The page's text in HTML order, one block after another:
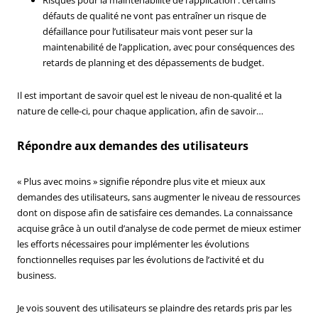
défauts de qualité ne vont pas entraîner un risque de
défaillance pour l’utilisateur mais vont peser sur la
maintenabilité de l’application, avec pour conséquences des
retards de planning et des dépassements de budget.
Il est important de savoir quel est le niveau de non-qualité et la
nature de celle-ci, pour chaque application, afin de savoir…
Répondre aux demandes des utilisateurs
« Plus avec moins » signifie répondre plus vite et mieux aux
demandes des utilisateurs, sans augmenter le niveau de ressources
dont on dispose afin de satisfaire ces demandes. La connaissance
acquise grâce à un outil d’analyse de code permet de mieux estimer
les efforts nécessaires pour implémenter les évolutions
fonctionnelles requises par les évolutions de l’activité et du
business.
Je vois souvent des utilisateurs se plaindre des retards pris par les